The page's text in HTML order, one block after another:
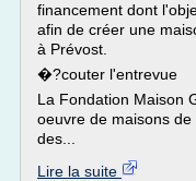
financement dont
afin de créer une
à Prévost.
�?couter l'entrevue
La Fondation Maison
oeuvre de maisons
des...
Lire la suite